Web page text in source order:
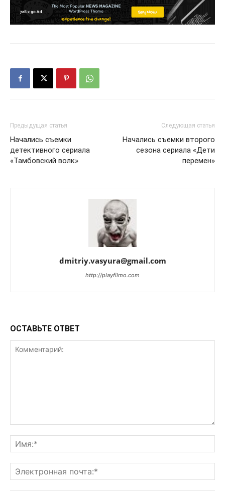
Предыдущая статья
Начались съемки
детективного сериала
«Тамбовский волк»
Следующая статья
Начались съемки второго
сезона сериала «Дети
перемен»
dmitriy.vasyura@gmail.com
http://playfilmo.com
ОСТАВЬТЕ ОТВЕТ